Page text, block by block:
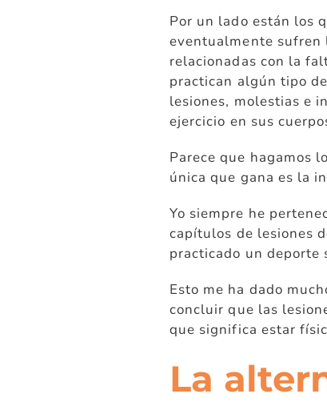
Por un lado están los
eventualmente sufren
relacionadas con la
practican algún tipo
lesiones, molestias e
ejercicio en sus
Parece que hagamos
única que gana es la
Yo siempre he
capítulos de lesiones
practicado un deporte
Esto me ha dado
concluir que las
que significa estar
La